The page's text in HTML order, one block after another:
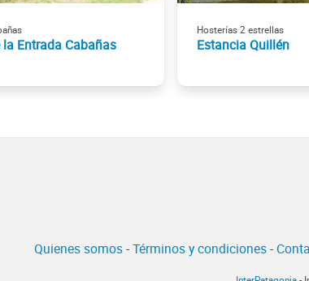
la Entrada Cabañas
Hosterías 2 estrellas
Estancia Quillén
Quienes somos-Términos y condiciones-